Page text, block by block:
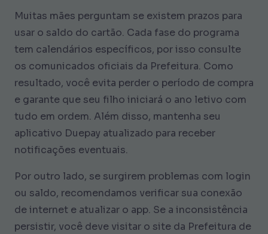
Muitas mães perguntam se existem prazos para
usar o saldo do cartão. Cada fase do programa
tem calendários específicos, por isso consulte
os comunicados oficiais da Prefeitura. Como
resultado, você evita perder o período de compra
e garante que seu filho iniciará o ano letivo com
tudo em ordem. Além disso, mantenha seu
aplicativo Duepay atualizado para receber
notificações eventuais.
Por outro lado, se surgirem problemas com login
ou saldo, recomendamos verificar sua conexão
de internet e atualizar o app. Se a inconsistência
persistir, você deve visitar o site da Prefeitura de